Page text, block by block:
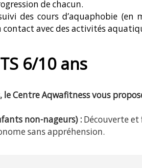
de chacun.
des cours d’aquaphobie
avec des activités
6/10 ans
le Centre Aqwafitness vous
non-nageurs) : Découverte
sans appréhension.